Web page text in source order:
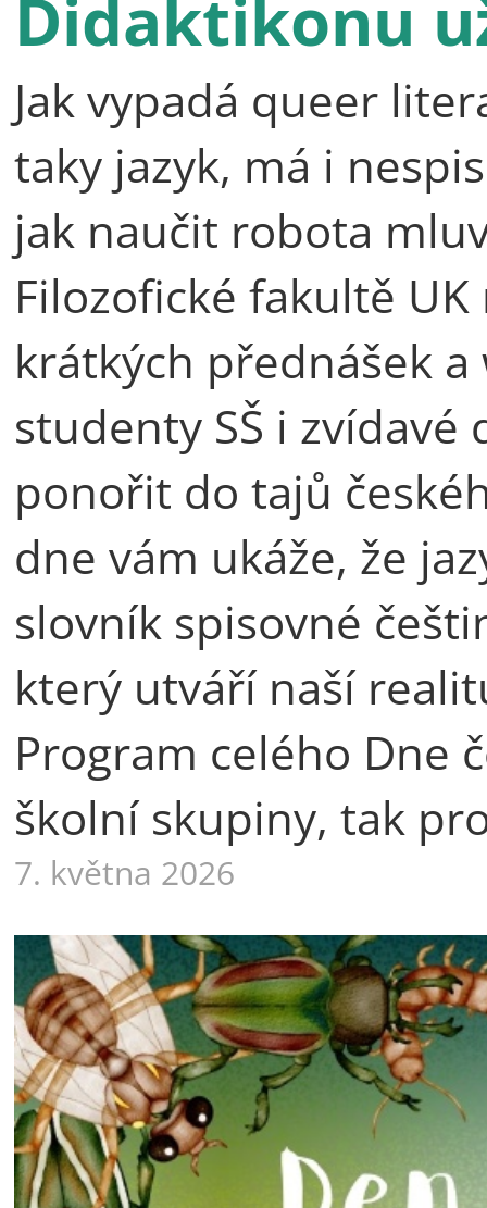
Didaktikonu
Jak vypadá queer
taky jazyk, má i
jak naučit robota
Filozofické fakultě
krátkých přednášek
studenty SŠ i
ponořit do tajů
dne vám ukáže, že
slovník spisovné
který utváří naší
Program celého Dne
školní skupiny, tak
7. května 2026